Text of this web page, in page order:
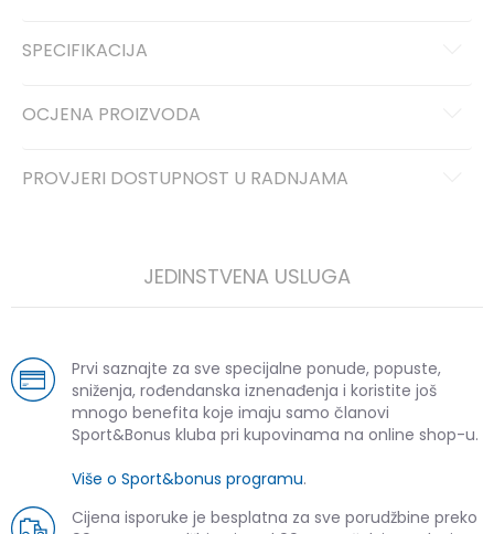
SPECIFIKACIJA
OCJENA PROIZVODA
PROVJERI DOSTUPNOST U RADNJAMA
JEDINSTVENA USLUGA
Prvi saznajte za sve specijalne ponude, popuste,
sniženja, rođendanska iznenađenja i koristite još
mnogo benefita koje imaju samo članovi
Sport&Bonus kluba pri kupovinama na online shop-u.
Više o Sport&bonus programu.
Cijena isporuke je besplatna za sve porudžbine preko